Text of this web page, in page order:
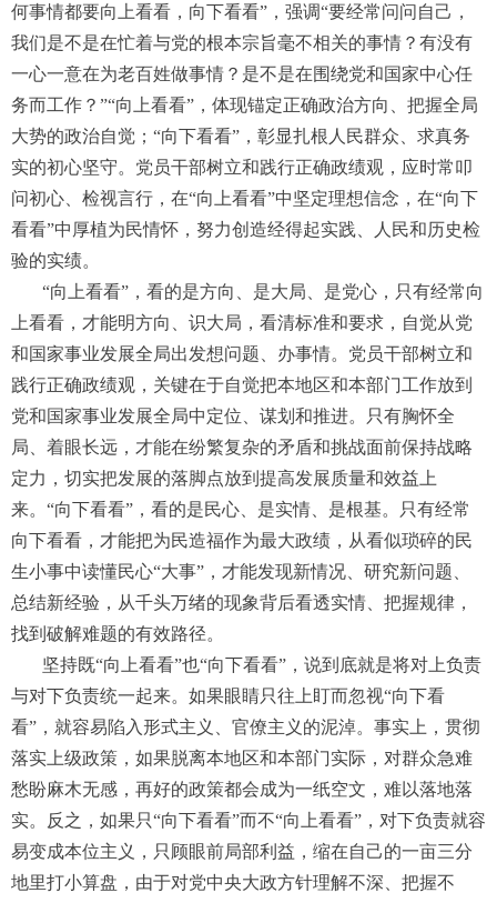
何事情都要向上看看，向下看看”，强调“要经常问问自己，
我们是不是在忙着与党的根本宗旨毫不相关的事情？有没有
一心一意在为老百姓做事情？是不是在围绕党和国家中心任
务而工作？”“向上看看”，体现锚定正确政治方向、把握全局
大势的政治自觉；“向下看看”，彰显扎根人民群众、求真务
实的初心坚守。党员干部树立和践行正确政绩观，应时常叩
问初心、检视言行，在“向上看看”中坚定理想信念，在“向下
看看”中厚植为民情怀，努力创造经得起实践、人民和历史检
验的实绩。
“向上看看”，看的是方向、是大局、是党心，只有经常向
上看看，才能明方向、识大局，看清标准和要求，自觉从党
和国家事业发展全局出发想问题、办事情。党员干部树立和
践行正确政绩观，关键在于自觉把本地区和本部门工作放到
党和国家事业发展全局中定位、谋划和推进。只有胸怀全
局、着眼长远，才能在纷繁复杂的矛盾和挑战面前保持战略
定力，切实把发展的落脚点放到提高发展质量和效益上
来。“向下看看”，看的是民心、是实情、是根基。只有经常
向下看看，才能把为民造福作为最大政绩，从看似琐碎的民
生小事中读懂民心“大事”，才能发现新情况、研究新问题、
总结新经验，从千头万绪的现象背后看透实情、把握规律，
找到破解难题的有效路径。
坚持既“向上看看”也“向下看看”，说到底就是将对上负责
与对下负责统一起来。如果眼睛只往上盯而忽视“向下看
看”，就容易陷入形式主义、官僚主义的泥淖。事实上，贯彻
落实上级政策，如果脱离本地区和本部门实际，对群众急难
愁盼麻木无感，再好的政策都会成为一纸空文，难以落地落
实。反之，如果只“向下看看”而不“向上看看”，对下负责就容
易变成本位主义，只顾眼前局部利益，缩在自己的一亩三分
地里打小算盘，由于对党中央大政方针理解不深、把握不